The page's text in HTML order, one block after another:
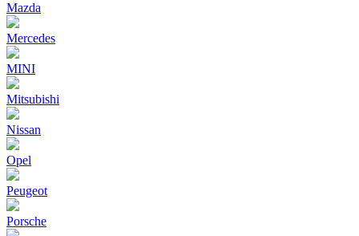
Mazda
Mercedes
MINI
Mitsubishi
Nissan
Opel
Peugeot
Porsche